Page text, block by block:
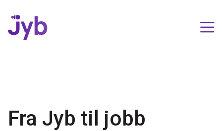
Fra Jyb til jobb